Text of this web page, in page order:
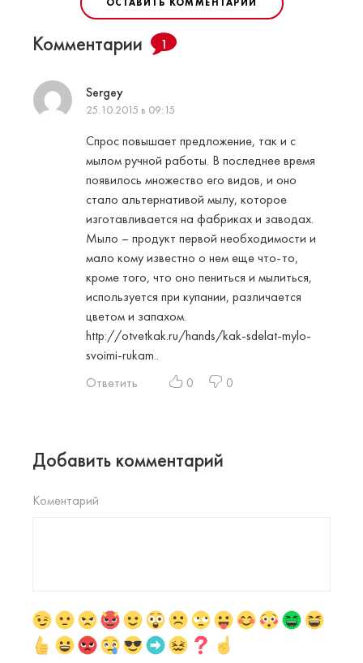
Комментарии 1
Sergey
25.10.2015 в 09:15
Спрос повышает предложение, так и с
мылом ручной работы. В последнее время
появилось множество его видов, и оно
стало альтернативой мылу, которое
изготавливается на фабриках и заводах.
Мыло – продукт первой необходимости и
мало кому известно о нем еще что-то,
кроме того, что оно пениться и мылиться,
используется при купании, различается
цветом и запахом.
http://otvetkak.ru/hands/kak-sdelat-mylo-
svoimi-rukam..
Ответить
0 0
Добавить комментарий
Коментарий